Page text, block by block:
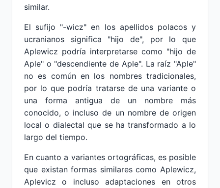
similar.
El sufijo "-wicz" en los apellidos polacos y
ucranianos significa "hijo de", por lo que
Aplewicz podría interpretarse como "hijo de
Aple" o "descendiente de Aple". La raíz "Aple"
no es común en los nombres tradicionales,
por lo que podría tratarse de una variante o
una forma antigua de un nombre más
conocido, o incluso de un nombre de origen
local o dialectal que se ha transformado a lo
largo del tiempo.
En cuanto a variantes ortográficas, es posible
que existan formas similares como Aplewicz,
Aplevicz o incluso adaptaciones en otros